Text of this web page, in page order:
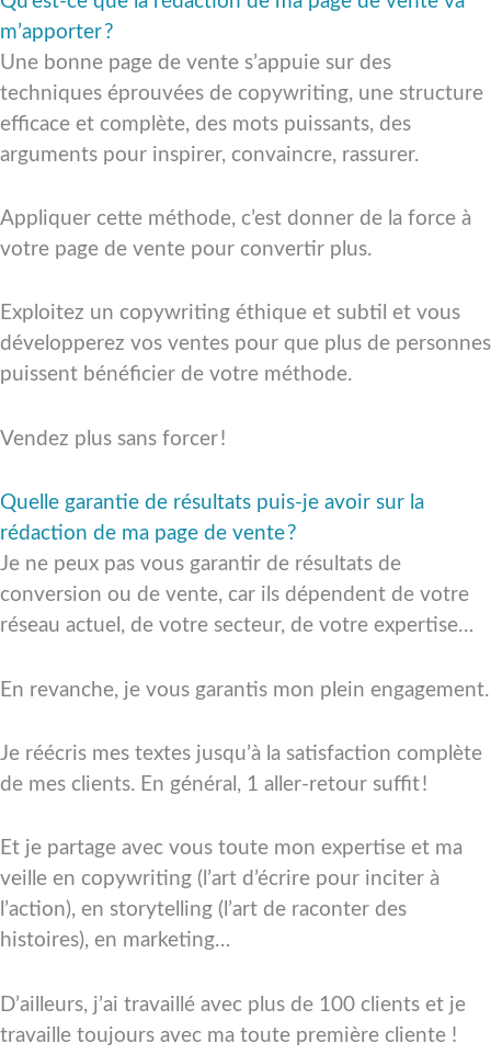
m’apporter ?
Une bonne page de vente s’appuie sur des
techniques éprouvées de copywriting, une structure
efficace et complète, des mots puissants, des
arguments pour inspirer, convaincre, rassurer.
Appliquer cette méthode, c’est donner de la force à
votre page de vente pour convertir plus.
Exploitez un copywriting éthique et subtil et vous
développerez vos ventes pour que plus de personnes
puissent bénéficier de votre méthode.
Vendez plus sans forcer !
Quelle garantie de résultats puis-je avoir sur la
rédaction de ma page de vente ?
Je ne peux pas vous garantir de résultats de
conversion ou de vente, car ils dépendent de votre
réseau actuel, de votre secteur, de votre expertise…
En revanche, je vous garantis mon plein engagement.
Je réécris mes textes jusqu’à la satisfaction complète
de mes clients. En général, 1 aller-retour suffit !
Et je partage avec vous toute mon expertise et ma
veille en copywriting (l’art d’écrire pour inciter à
l’action), en storytelling (l’art de raconter des
histoires), en marketing…
D’ailleurs, j’ai travaillé avec plus de 100 clients et je
travaille toujours avec ma toute première cliente !